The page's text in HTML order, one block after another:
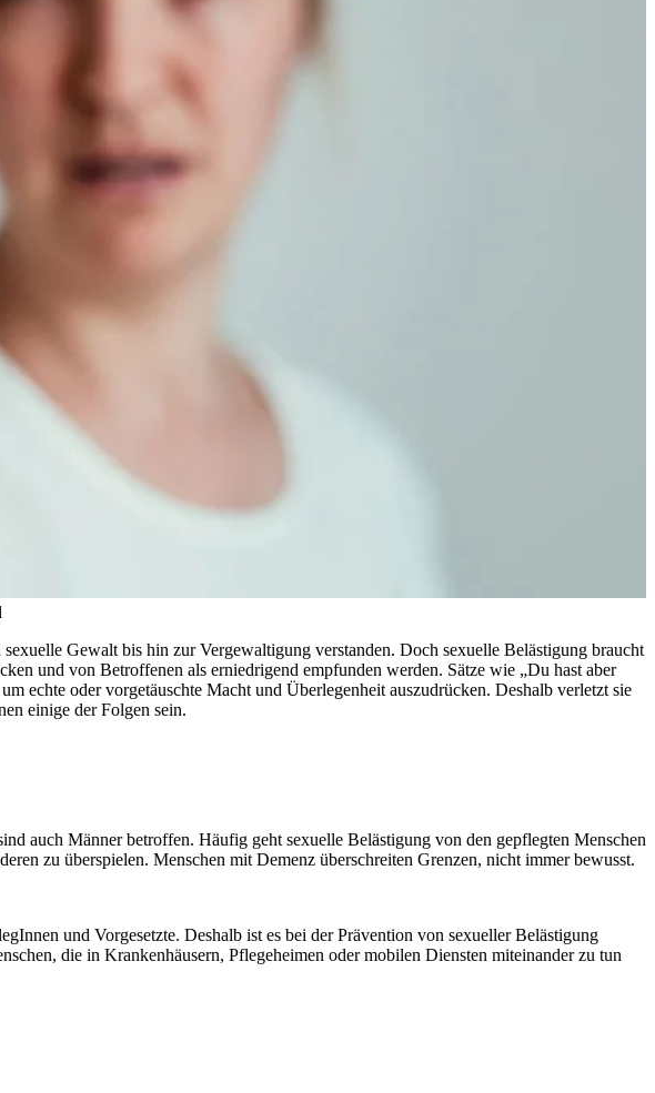
Gewalt bis hin zur Vergewaltigung verstanden. Doch sexuelle Belästigung braucht
und von Betroffenen als erniedrigend empfunden werden. Sätze wie „Du hast aber
echte oder vorgetäuschte Macht und Überlegenheit auszudrücken. Deshalb verletzt sie
einige der Folgen sein.
auch Männer betroffen. Häufig geht sexuelle Belästigung von den gepflegten Menschen
zu überspielen. Menschen mit Demenz überschreiten Grenzen, nicht immer bewusst.
und Vorgesetzte. Deshalb ist es bei der Prävention von sexueller Belästigung
die in Krankenhäusern, Pflegeheimen oder mobilen Diensten miteinander zu tun